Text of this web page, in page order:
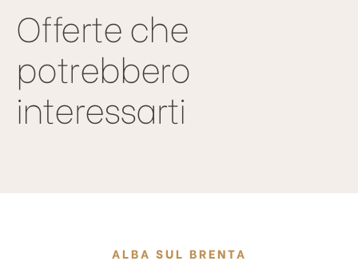
Offerte che
potrebbero
interessarti
ALBA SUL BRENTA